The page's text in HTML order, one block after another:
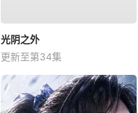
光阴之外
更新至第34集